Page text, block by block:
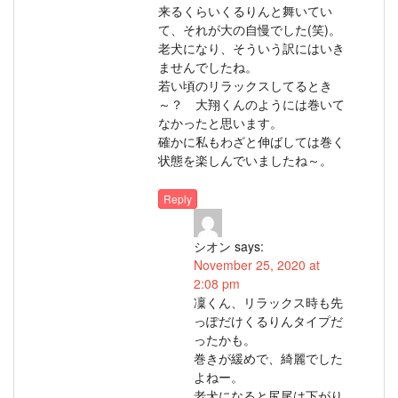
来るくらいくるりんと舞いてい
て、それが大の自慢でした(笑)。
老犬になり、そういう訳にはいき
ませんでしたね。
若い頃のリラックスしてるとき
～？ 大翔くんのようには巻いて
なかったと思います。
確かに私もわざと伸ばしては巻く
状態を楽しんでいましたね～。
Reply
シオン says:
November 25, 2020 at
2:08 pm
凜くん、リラックス時も先
っぽだけくるりんタイプだ
ったかも。
巻きが緩めで、綺麗でした
よねー。